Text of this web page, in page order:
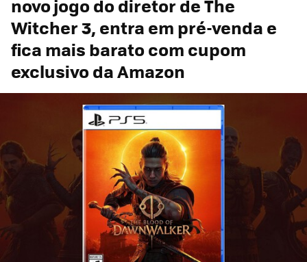
novo jogo do diretor de The
Witcher 3, entra em pré-venda e
fica mais barato com cupom
exclusivo da Amazon